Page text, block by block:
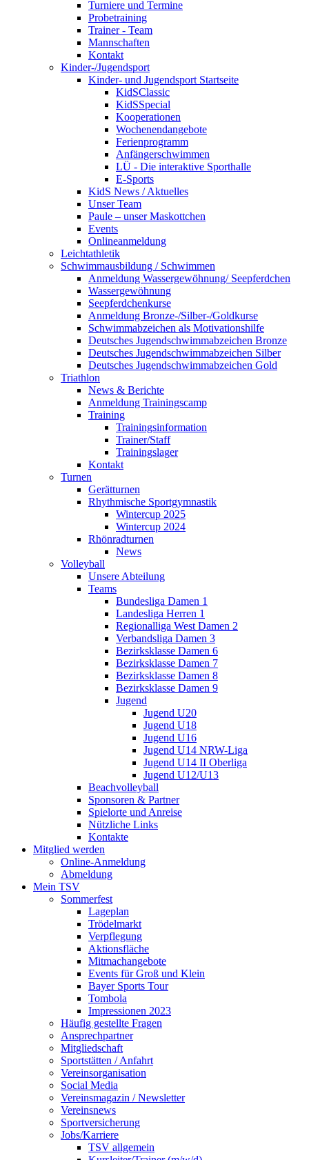
Turniere und Termine
Probetraining
Trainer - Team
Mannschaften
Kontakt
Kinder-/Jugendsport
Kinder- und Jugendsport Startseite
KidSClassic
KidSSpecial
Kooperationen
Wochenendangebote
Ferienprogramm
Anfängerschwimmen
LÜ - Die interaktive Sporthalle
E-Sports
KidS News / Aktuelles
Unser Team
Paule – unser Maskottchen
Events
Onlineanmeldung
Leichtathletik
Schwimmausbildung / Schwimmen
Anmeldung Wassergewöhnung/ Seepferdchen
Wassergewöhnung
Seepferdchenkurse
Anmeldung Bronze-/Silber-/Goldkurse
Schwimmabzeichen als Motivationshilfe
Deutsches Jugendschwimmabzeichen Bronze
Deutsches Jugendschwimmabzeichen Silber
Deutsches Jugendschwimmabzeichen Gold
Triathlon
News & Berichte
Anmeldung Trainingscamp
Training
Trainingsinformation
Trainer/Staff
Trainingslager
Kontakt
Turnen
Gerätturnen
Rhythmische Sportgymnastik
Wintercup 2025
Wintercup 2024
Rhönradturnen
News
Volleyball
Unsere Abteilung
Teams
Bundesliga Damen 1
Landesliga Herren 1
Regionalliga West Damen 2
Verbandsliga Damen 3
Bezirksklasse Damen 6
Bezirksklasse Damen 7
Bezirksklasse Damen 8
Bezirksklasse Damen 9
Jugend
Jugend U20
Jugend U18
Jugend U16
Jugend U14 NRW-Liga
Jugend U14 II Oberliga
Jugend U12/U13
Beachvolleyball
Sponsoren & Partner
Spielorte und Anreise
Nützliche Links
Kontakte
Mitglied werden
Online-Anmeldung
Abmeldung
Mein TSV
Sommerfest
Lageplan
Trödelmarkt
Verpflegung
Aktionsfläche
Mitmachangebote
Events für Groß und Klein
Bayer Sports Tour
Tombola
Impressionen 2023
Häufig gestellte Fragen
Ansprechpartner
Mitgliedschaft
Sportstätten / Anfahrt
Vereinsorganisation
Social Media
Vereinsmagazin / Newsletter
Vereinsnews
Sportversicherung
Jobs/Karriere
TSV allgemein